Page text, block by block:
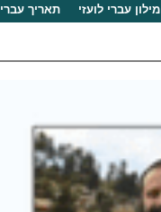
מילון עברי לועזי תאריך עברי